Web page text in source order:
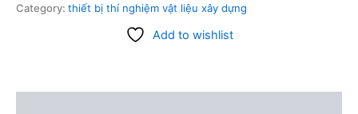
Category: thiết bị thí nghiệm vật liệu xây dựng
Add to wishlist